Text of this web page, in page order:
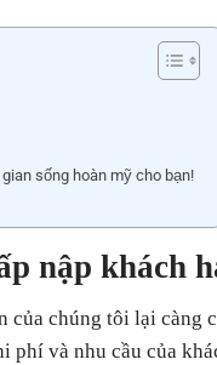
sống hoàn mỹ cho bạn!
nập khách
chúng tôi lại
phí và nhu cầu của